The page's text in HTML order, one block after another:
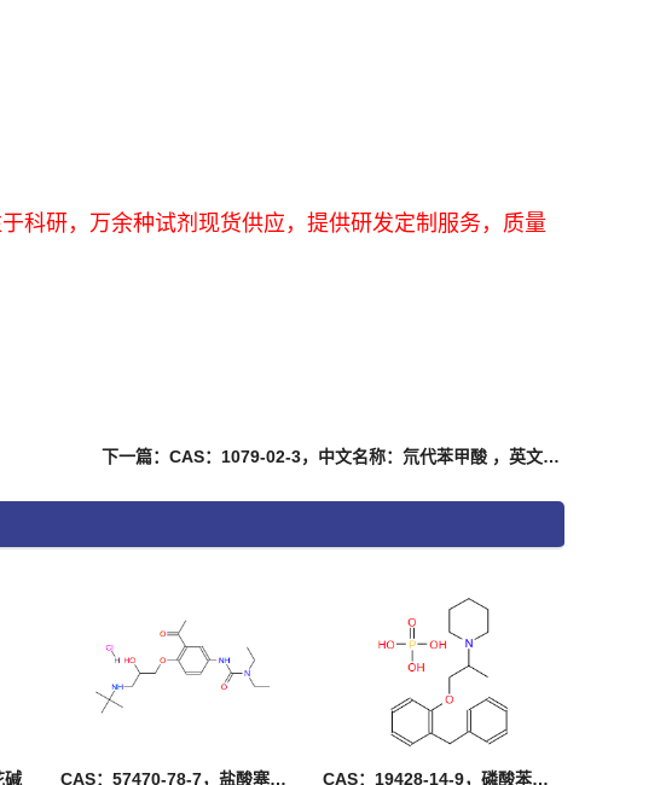
科研，万余种试剂现货供应，提供研发定制服务，质量
下一篇：CAS：1079-02-3，中文名称：氘代苯甲酸 ，英文名称：Benzoic acid-d5
碱 CAS：57470-78-7，盐酸塞利洛尔 CAS：19428-14-9，磷酸苯丙哌林